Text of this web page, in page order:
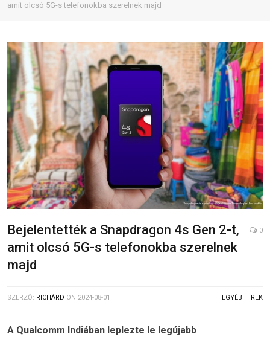
amit olcsó 5G-s telefonokba szerelnek majd
Bejelentették a Snapdragon 4s Gen 2-t,
amit olcsó 5G-s telefonokba szerelnek
majd
0
SZERZŐ: RICHÁRD ON 2024-08-01 EGYÉB HÍREK
A Qualcomm Indiában leplezte le legújabb